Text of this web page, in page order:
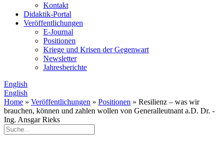
Kontakt
Didaktik-Portal
Veröffentlichungen
E­-Journal
Positionen
Kriege und Krisen der Gegenwart
Newsletter
Jahresberichte
English
English
Home » Veröffentlichungen » Positionen » Resilienz – was wir
brauchen, können und zahlen wollen von Generalleutnant a.D. Dr. -
Ing. Ansgar Rieks